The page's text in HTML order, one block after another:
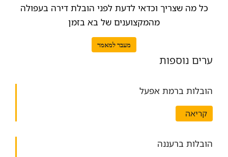
כל מה שצריך וכדאי לדעת לפני הובלת דירה בעפולה
מהמקצוענים של בא בזמן
מעבר למאמר
ערים נוספות
הובלות ברמת אפעל
קריאה
הובלות ברעננה